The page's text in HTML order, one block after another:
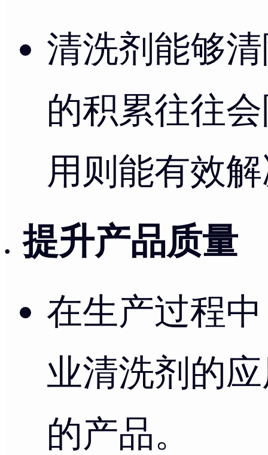
清洗剂能够
的积累往往
用则能有效
提升产品质量
在生产过程
业清洗剂的
的产品。